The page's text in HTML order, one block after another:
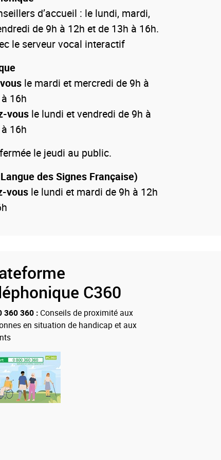
d’accueil : le lundi, mardi,
de 9h à 12h et de 13h à 16h.
le serveur vocal interactif
le mardi et mercredi de 9h à
16h
vousle lundi et vendredi de 9h à
16h
le jeudi au public.
des Signes Française)
vousle lundi et mardi de 9h à 12h
C360
360 360 : Conseils de proximité aux
en situation de handicap et aux